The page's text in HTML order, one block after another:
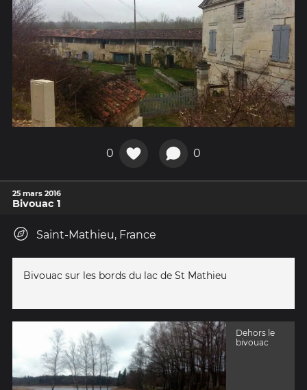
0 0
25 mars 2016
Bivouac 1
Saint-Mathieu, France
Bivouac sur les bords du lac de St Mathieu
Dehors le
bivouac